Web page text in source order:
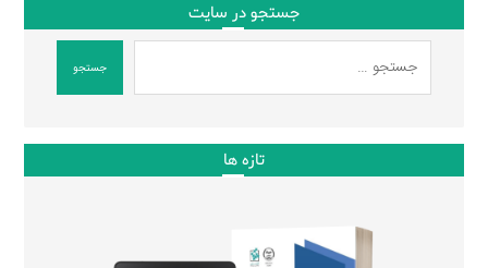
جستجو در سایت
جستجو
تازه ها